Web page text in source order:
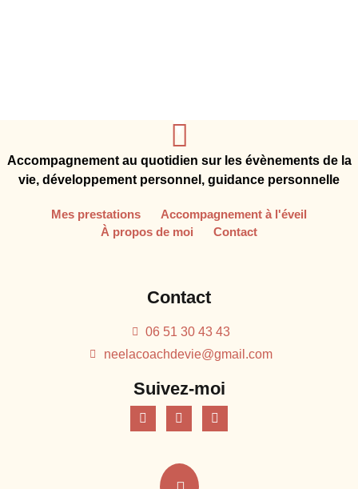
Accompagnement au quotidien sur les évènements de la
vie, développement personnel, guidance personnelle
Mes prestations
Accompagnement à l'éveil
À propos de moi
Contact
Contact
06 51 30 43 43
neelacoachdevie@gmail.com
Suivez-moi